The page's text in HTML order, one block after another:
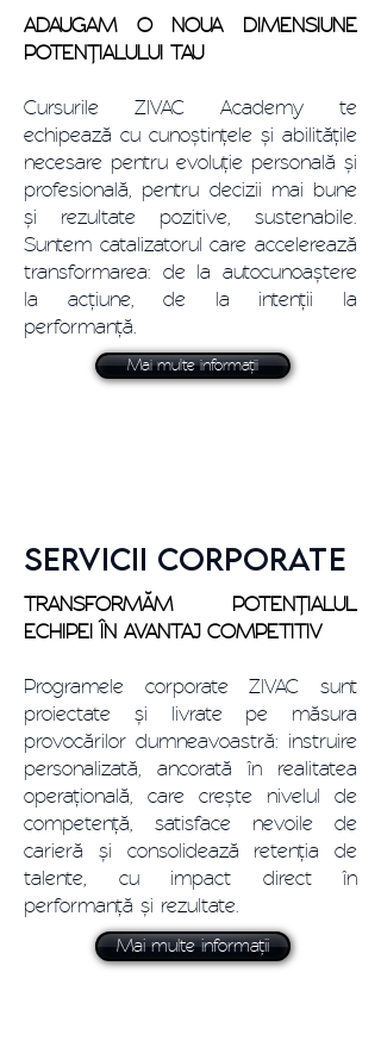
ADAUGAM O NOUA DIMENSIUNE
POTENȚIALULUI TAU
Cursurile ZIVAC Academy te
echipează cu cunoștințele și abilitățile
necesare pentru evoluție personală și
profesională, pentru decizii mai bune
și rezultate pozitive, sustenabile.
Suntem catalizatorul care accelerează
transformarea: de la autocunoaștere
la acțiune, de la intenții la
performanță.
Mai multe informații
SERVICII CORPORATE
TRANSFORMĂM POTENȚIALUL
ECHIPEI ÎN AVANTAJ COMPETITIV
Programele corporate ZIVAC sunt
proiectate și livrate pe măsura
provocărilor dumneavoastră: instruire
personalizată, ancorată în realitatea
operațională, care crește nivelul de
competență, satisface nevoile de
carieră și consolidează retenția de
talente, cu impact direct în
performanță și rezultate.
Mai multe informații